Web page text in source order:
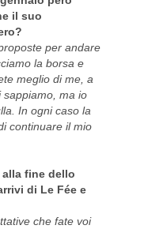
il suo
per andare
la borsa e
meglio di me, a
sappiamo, ma io
In ogni caso la
continuare il mio
fine dello
di Le Fée e
che fate voi